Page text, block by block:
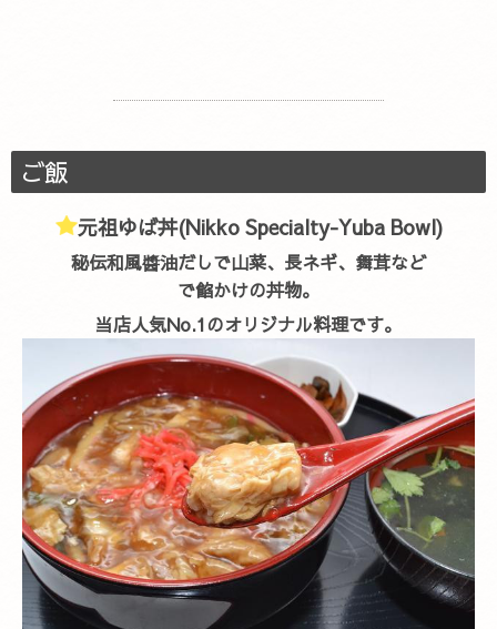
ご飯
元祖ゆば丼(Nikko Specialty-Yuba Bowl)
秘伝和風醬油だしで山菜、長ネギ、舞茸など
で餡かけの丼物。
当店人気No.1のオリジナル料理です。